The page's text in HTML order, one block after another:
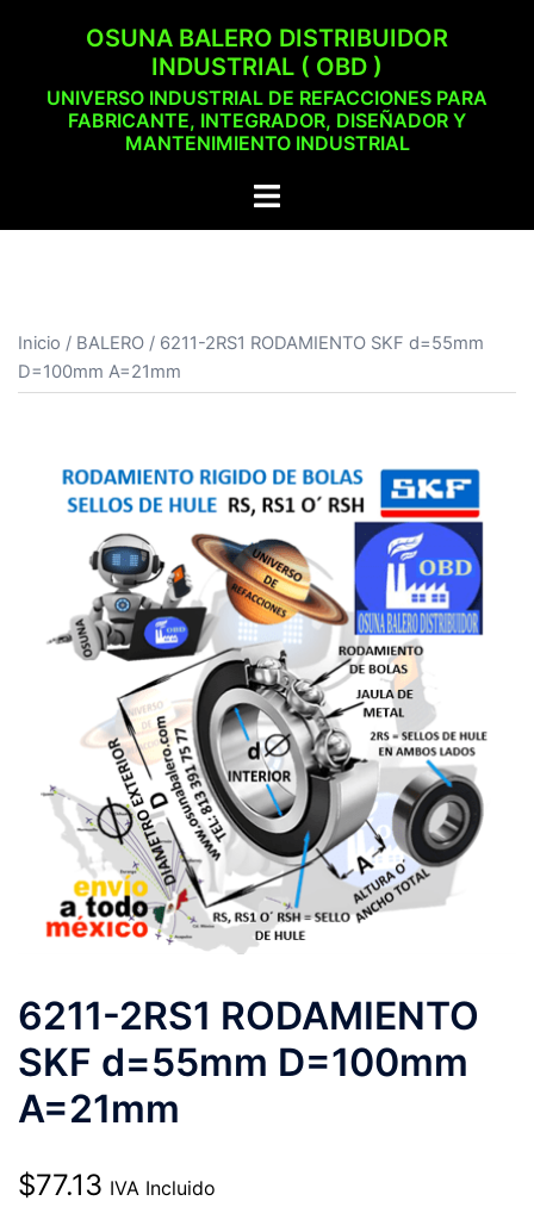
OSUNA BALERO DISTRIBUIDOR
INDUSTRIAL ( OBD )
UNIVERSO INDUSTRIAL DE REFACCIONES PARA
FABRICANTE, INTEGRADOR, DISEÑADOR Y
MANTENIMIENTO INDUSTRIAL
Alternar
Inicio / BALERO / 6211-2RS1 RODAMIENTO SKF d=55mm
D=100mm A=21mm
6211-2RS1 RODAMIENTO
SKF d=55mm D=100mm
A=21mm
$77.13 IVA Incluido